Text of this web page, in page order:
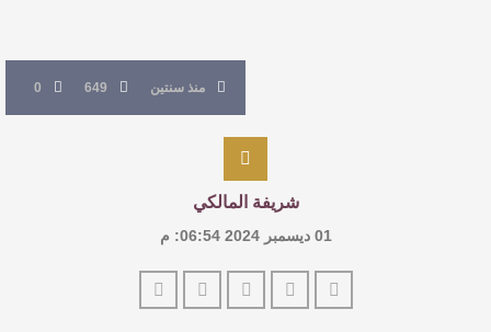
منذ سنتين 649
0
شريفة المالكي
01 ديسمبر 2024 06:54: م